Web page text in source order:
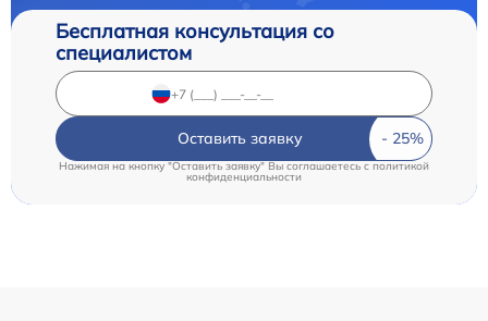
Бесплатная консультация со
специалистом
Оставить заявку
Нажимая на кнопку "Оставить заявку" Вы соглашаетесь c политикой
конфиденциальности